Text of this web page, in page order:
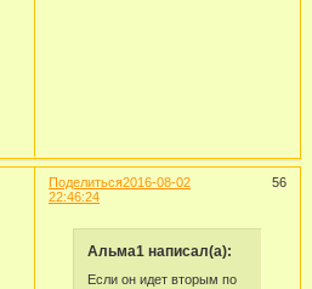
Поделиться 56
2016-08-02
22:46:24
Альма1 написал(а):
Если он идет вторым по